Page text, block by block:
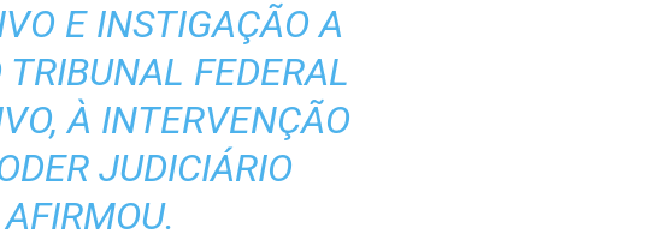
E INSTIGAÇÃO A
FEDERAL
À INTERVENÇÃO
JUDICIÁRIO